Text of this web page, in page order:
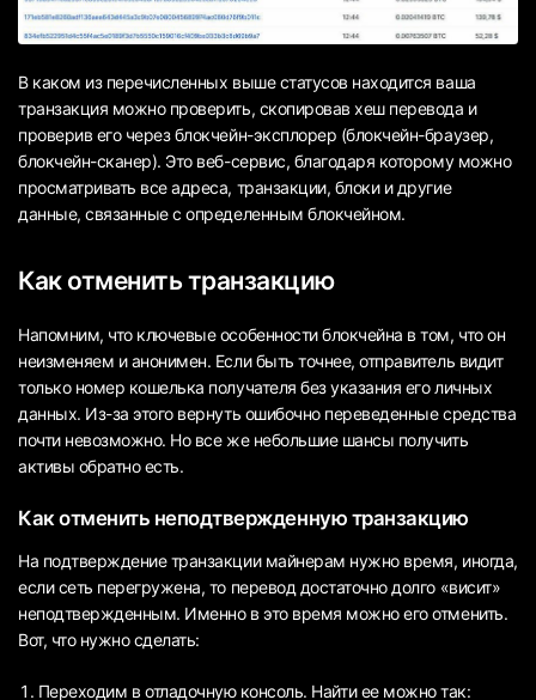
В каком из перечисленных выше статусов находится ваша
транзакция можно проверить, скопировав хеш перевода и
проверив его через блокчейн-эксплорер (блокчейн-браузер,
блокчейн-сканер). Это веб-сервис, благодаря которому можно
просматривать все адреса, транзакции, блоки и другие
данные, связанные с определенным блокчейном.
Как отменить транзакцию
Напомним, что ключевые особенности блокчейна в том, что он
неизменяем и анонимен. Если быть точнее, отправитель видит
только номер кошелька получателя без указания его личных
данных. Из-за этого вернуть ошибочно переведенные средства
почти невозможно. Но все же небольшие шансы получить
активы обратно есть.
Как отменить неподтвержденную транзакцию
На подтверждение транзакции майнерам нужно время, иногда,
если сеть перегружена, то перевод достаточно долго «висит»
неподтвержденным. Именно в это время можно его отменить.
Вот, что нужно сделать:
Переходим в отладочную консоль. Найти ее можно так: